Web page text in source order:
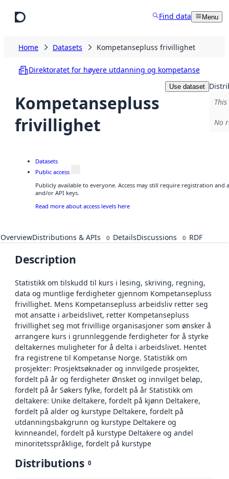
Find data Menu
Home Datasets Kompetansepluss frivillighet
Direktoratet for høyere utdanning og kompetanse
Kompetansepluss
frivillighet
Use dataset
No
Datasets
Public access
Publicly available to everyone. Access may still require registration
and/or API keys.
Read more about access levels here
OverviewDistributions & APIs 0 DetailsDiscussions 0 RDF
Description
Statistikk om tilskudd til kurs i lesing, skriving, regning,
data og muntlige ferdigheter gjennom Kompetansepluss
frivillighet. Mens Kompetansepluss arbeidsliv retter seg
mot ansatte i arbeidslivet, retter Kompetansepluss
frivillighet seg mot frivillige organisasjoner som ønsker å
arrangere kurs i grunnleggende ferdigheter for å styrke
deltakernes muligheter for å delta i arbeidslivet. Hentet
fra registrene til Kompetanse Norge. Statistikk om
prosjekter: Prosjektsøknader og innvilgede prosjekter,
fordelt på år og ferdigheter Ønsket og innvilget beløp,
fordelt på år Søkers fylke, fordelt på år Statistikk om
deltakere: Unike deltakere, fordelt på kjønn Deltakere,
fordelt på alder og kurstype Deltakere, fordelt på
utdanningsbakgrunn og kurstype Deltakere og
kvinneandel, fordelt på kurstype Deltakere og andel
minoritetsspråklige, fordelt på kurstype
Distributions 0